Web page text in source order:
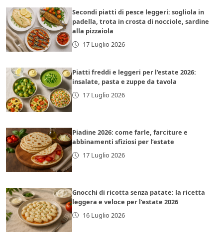
Secondi piatti di pesce leggeri: sogliola in
padella, trota in crosta di nocciole, sardine
alla pizzaiola
17 Luglio 2026
Piatti freddi e leggeri per l’estate 2026:
insalate, pasta e zuppe da tavola
17 Luglio 2026
Piadine 2026: come farle, farciture e
abbinamenti sfiziosi per l’estate
17 Luglio 2026
Gnocchi di ricotta senza patate: la ricetta
leggera e veloce per l’estate 2026
16 Luglio 2026